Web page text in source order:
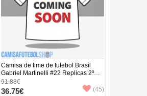
Camisa de time de futebol Brasil
Gabriel Martinelli #22 Replicas 2º
Equipamento Infantil Mundo 2026
Manga Curta (+ Calças curtas)
91.88€
36.75€ (45)